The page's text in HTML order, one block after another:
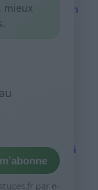
économiser en
pour
de paie
ce utile et quoi
mieux
par e-